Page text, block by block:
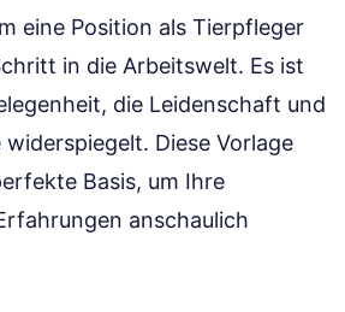
eine Position als Tierpfleger
in die Arbeitswelt. Es ist
die Leidenschaft und
Diese Vorlage
Basis, um Ihre
anschaulich